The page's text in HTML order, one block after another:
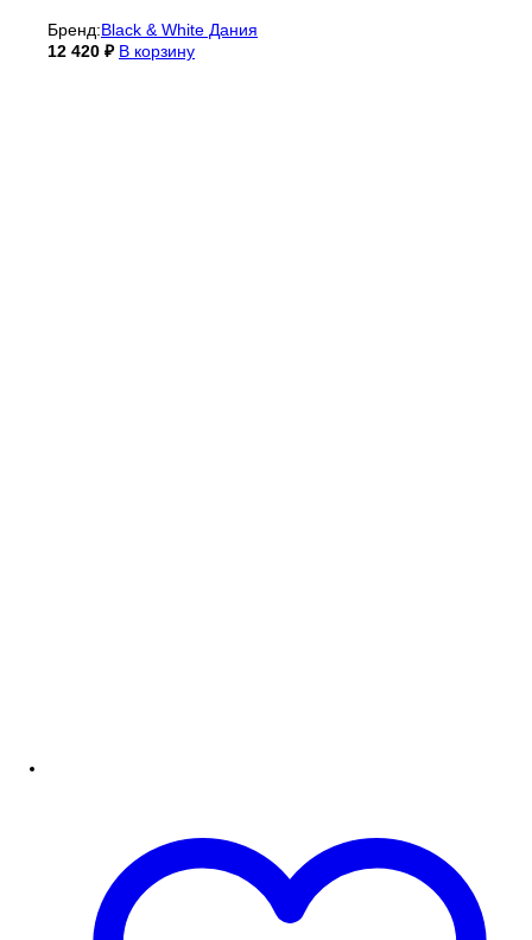
Бренд:Black & White Дания
12 420 ₽ В корзину